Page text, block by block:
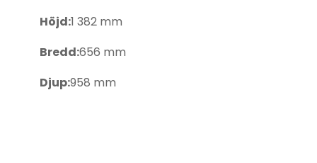
Höjd:1 382 mm
Bredd:656 mm
Djup:958 mm